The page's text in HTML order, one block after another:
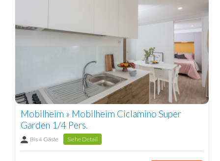
Mobilheim » Mobilheim Ciclamino Super
Garden 1/4 Pers.
Bis 4 Gäste Siehe Detail